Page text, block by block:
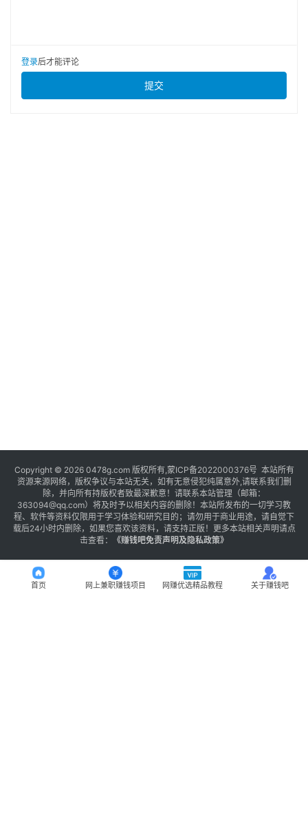
登录后才能评论
提交
Copyright © 2026 0478g.com 版权所有,蒙ICP备2022000376号 本站所有
资源来源网络，版权争议与本站无关，如有无意侵犯纯属意外,请联系我们删
除，并向所有持版权者致最深歉意！请联系本站管理（邮箱：
363094@qq.com）将及时予以相关内容的删除！本站所发布的一切学习教
程、软件等资料仅限用于学习体验和研究目的；请勿用于商业用途，请自觉下
载后24小时内删除，如果您喜欢该资料，请支持正版！更多本站相关声明请点
击查看：
《赚钱吧免责声明及隐私政策》
首页 网上兼职赚钱项目 网赚优选精品教程 关于赚钱吧